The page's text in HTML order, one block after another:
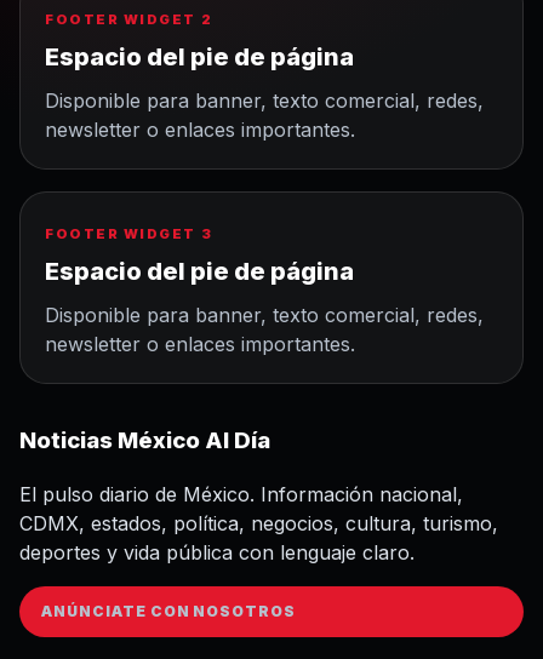
FOOTER WIDGET 2
Espacio del pie de página
Disponible para banner, texto comercial, redes,
newsletter o enlaces importantes.
FOOTER WIDGET 3
Espacio del pie de página
Disponible para banner, texto comercial, redes,
newsletter o enlaces importantes.
Noticias México Al Día
El pulso diario de México. Información nacional,
CDMX, estados, política, negocios, cultura, turismo,
deportes y vida pública con lenguaje claro.
ANÚNCIATE CON NOSOTROS